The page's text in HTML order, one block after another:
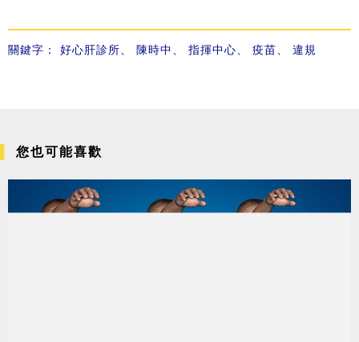
關鍵字： 好心肝診所、 陳時中、 指揮中心、 疫苗、 違規
您也可能喜歡